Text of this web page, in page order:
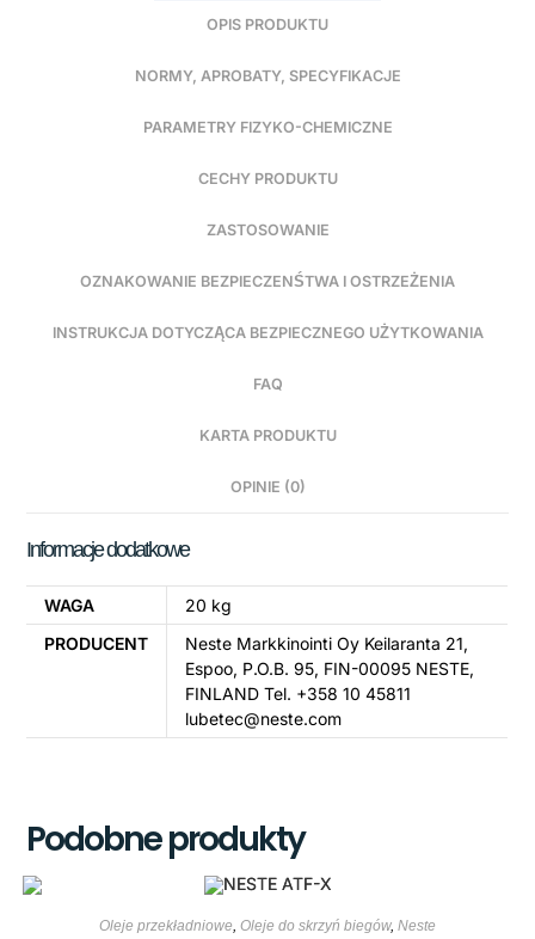
OPIS PRODUKTU
NORMY, APROBATY, SPECYFIKACJE
PARAMETRY FIZYKO-CHEMICZNE
CECHY PRODUKTU
ZASTOSOWANIE
OZNAKOWANIE BEZPIECZENŚTWA I OSTRZEŻENIA
INSTRUKCJA DOTYCZĄCA BEZPIECZNEGO UŻYTKOWANIA
FAQ
KARTA PRODUKTU
OPINIE (0)
Informacje dodatkowe
WAGA
20 kg
PRODUCENT
Neste Markkinointi Oy Keilaranta 21,
Espoo, P.O.B. 95, FIN-00095 NESTE,
FINLAND Tel. +358 10 45811
lubetec@neste.com
Podobne produkty
Oleje przekładniowe, Oleje do skrzyń biegów, Neste